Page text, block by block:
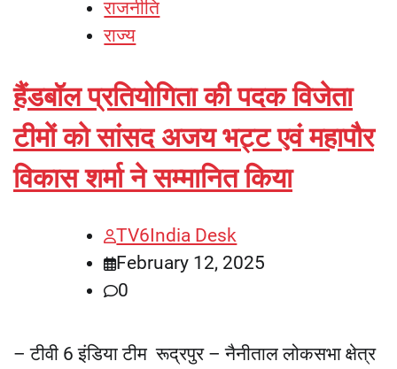
राजनीति
राज्य
हैंडबॉल प्रतियोगिता की पदक विजेता
टीमों को सांसद अजय भट्ट एवं महापौर
विकास शर्मा ने सम्मानित किया
TV6India Desk
February 12, 2025
0
– टीवी 6 इंडिया टीम रूद्रपुर – नैनीताल लोकसभा क्षेत्र